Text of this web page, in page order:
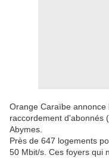
Orange Caraïbe
raccordement d'abonnés
Abymes.
Près de 647 logements
50 Mbit/s. Ces foyers qui